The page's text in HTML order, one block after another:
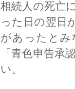
相続人の死亡
った日の翌日
があったと
「青色申告承
い。